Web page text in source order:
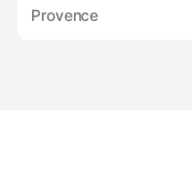
Provence